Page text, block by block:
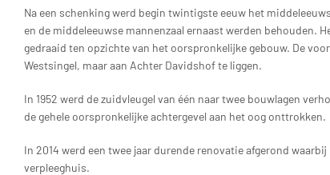
Na een schenking werd begin twintigste eeuw het
en de middeleeuwse mannenzaal ernaast werden behouden.
gedraaid ten opzichte van het oorspronkelijke gebouw. De
Westsingel, maar aan Achter Davidshof te liggen.
In 1952 werd de zuidvleugel van één naar twee bouwlagen
de gehele oorspronkelijke achtergevel aan het oog onttrokken.
In 2014 werd een twee jaar durende renovatie afgerond
verpleeghuis.